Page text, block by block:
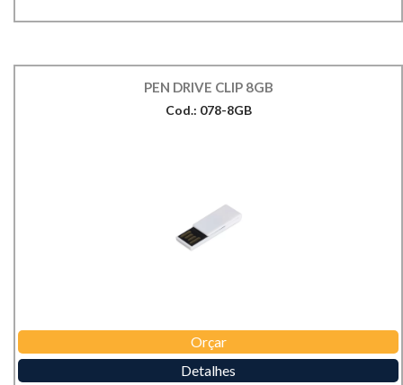
PEN DRIVE CLIP 8GB
Cod.: 078-8GB
Orçar
Detalhes